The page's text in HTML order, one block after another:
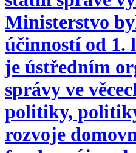
Ministerstvo
účinností od 1.
je ústředním
správy ve
politiky,
rozvoje